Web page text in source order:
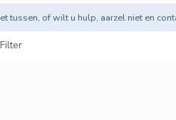
tussen, of wilt u hulp, aarzel niet en